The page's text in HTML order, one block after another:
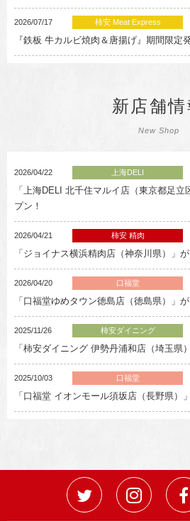
2026/07/17 柿安 Meat Express
『鉄板 牛カルビ焼肉＆唐揚げ』期間限定
新店舗情
New Shop
2026/04/22 上海DELI
「上海DELI 北千住マルイ店（東京都足
プン！
2026/04/21 柿安 精肉
「ジョイナス横浜精肉店（神奈川県）」
2026/04/20 口福堂
「口福堂ゆめタウン徳島店（徳島県）」
2025/11/26 柿安ダイニング
「柿安ダイニング 伊勢丹浦和店（埼玉県
2025/10/03 口福堂
「口福堂 イオンモール須坂店（長野県）